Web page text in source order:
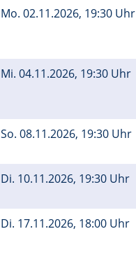
Mo. 02.11.2026, 19:30 Uhr
Mi. 04.11.2026, 19:30 Uhr
So. 08.11.2026, 19:30 Uhr
Di. 10.11.2026, 19:30 Uhr
Di. 17.11.2026, 18:00 Uhr